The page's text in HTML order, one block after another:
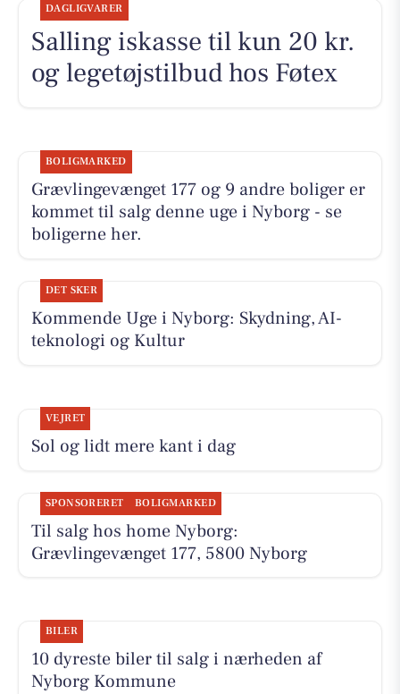
DAGLIGVARER
Salling iskasse til kun 20 kr.
og legetøjstilbud hos Føtex
BOLIGMARKED
Grævlingevænget 177 og 9 andre boliger er
kommet til salg denne uge i Nyborg - se
boligerne her.
DET SKER
Kommende Uge i Nyborg: Skydning, AI-
teknologi og Kultur
VEJRET
Sol og lidt mere kant i dag
SPONSORERET BOLIGMARKED
Til salg hos home Nyborg:
Grævlingevænget 177, 5800 Nyborg
BILER
10 dyreste biler til salg i nærheden af
Nyborg Kommune